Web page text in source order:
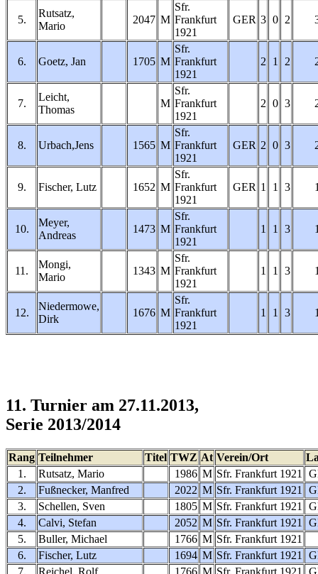
5.
Rutsatz,
Mario
2047 M
Sfr.
Frankfurt
1921
GER 3 0 2
6. Goetz, Jan 1705 M
Sfr.
Frankfurt
1921
2 1 2
7.
Leicht,
Thomas
M
Sfr.
Frankfurt
1921
2 0 3
8. Urbach,Jens 1565 M
Sfr.
Frankfurt
1921
GER 2 0 3
9. Fischer, Lutz 1652 M
Sfr.
Frankfurt
1921
GER 1 1 3
10.
Meyer,
Andreas
1473 M
Sfr.
Frankfurt
1921
1 1 3
11.
Mongi,
Mario
1343 M
Sfr.
Frankfurt
1921
1 1 3
12.
Niedermowe,
Dirk
1676 M
Sfr.
Frankfurt
1921
1 1 3
11. Turnier am 27.11.2013,
Serie 2013/2014
Rang Teilnehmer Titel TWZ At Verein/Ort
1.
Rutsatz, Mario 1986 M Sfr. Frankfurt 1921
2.
Fußnecker, Manfred 2022 M Sfr. Frankfurt 1921
3.
Schellen, Sven 1805 M Sfr. Frankfurt 1921
4.
Calvi, Stefan 2052 M Sfr. Frankfurt 1921
5.
Buller, Michael 1766 M Sfr. Frankfurt 1921
6.
Fischer, Lutz 1694 M Sfr. Frankfurt 1921